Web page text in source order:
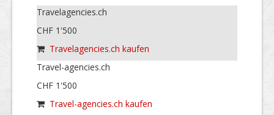
Travelagencies.ch
CHF 1'500
Travelagencies.ch kaufen
Travel-agencies.ch
CHF 1'500
Travel-agencies.ch kaufen